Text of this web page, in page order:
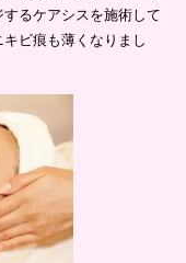
るケアシスを施術して
ビ痕も薄くなりまし